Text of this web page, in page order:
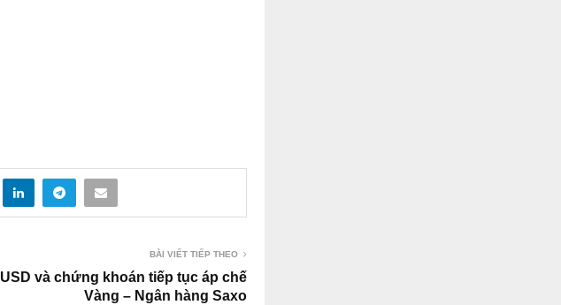
BÀI VIẾT TIẾP THEO
USD và chứng khoán tiếp tục áp chế
Vàng – Ngân hàng Saxo